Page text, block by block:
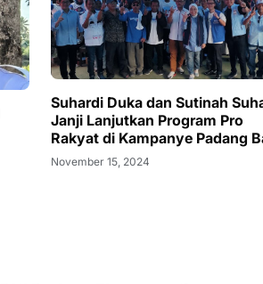
Suhardi Duka dan Sutinah
Janji Lanjutkan Program Pro
Rakyat di Kampanye Padang
November 15, 2024